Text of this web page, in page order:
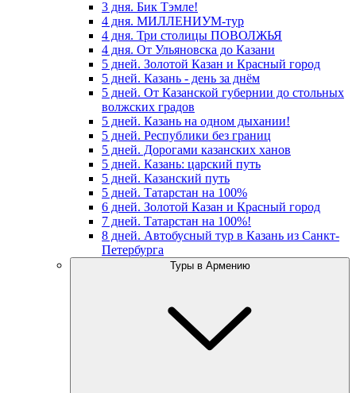
3 дня. Бик Тэмле!
4 дня. МИЛЛЕНИУМ-тур
4 дня. Три столицы ПОВОЛЖЬЯ
4 дня. От Ульяновска до Казани
5 дней. Золотой Казан и Красный город
5 дней. Казань - день за днём
5 дней. От Казанской губернии до стольных
волжских градов
5 дней. Казань на одном дыхании!
5 дней. Республики без границ
5 дней. Дорогами казанских ханов
5 дней. Казань: царский путь
5 дней. Казанский путь
5 дней. Татарстан на 100%
6 дней. Золотой Казан и Красный город
7 дней. Татарстан на 100%!
8 дней. Автобусный тур в Казань из Санкт-
Петербурга
Туры в Армению